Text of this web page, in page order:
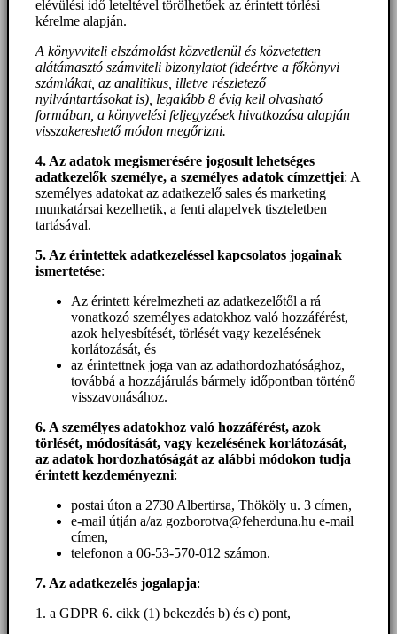
elévülési idő leteltével törölhetőek az érintett törlési
kérelme alapján.
A könyvviteli elszámolást közvetlenül és közvetetten
alátámasztó számviteli bizonylatot (ideértve a főkönyvi
számlákat, az analitikus, illetve részletező
nyilvántartásokat is), legalább 8 évig kell olvasható
formában, a könyvelési feljegyzések hivatkozása alapján
visszakereshető módon megőrizni.
4. Az adatok megismerésére jogosult lehetséges
adatkezelők személye, a személyes adatok címzettjei: A
személyes adatokat az adatkezelő sales és marketing
munkatársai kezelhetik, a fenti alapelvek tiszteletben
tartásával.
5. Az érintettek adatkezeléssel kapcsolatos jogainak
ismertetése:
Az érintett kérelmezheti az adatkezelőtől a rá
vonatkozó személyes adatokhoz való hozzáférést,
azok helyesbítését, törlését vagy kezelésének
korlátozását, és
az érintettnek joga van az adathordozhatósághoz,
továbbá a hozzájárulás bármely időpontban történő
visszavonásához.
6. A személyes adatokhoz való hozzáférést, azok
törlését, módosítását, vagy kezelésének korlátozását,
az adatok hordozhatóságát az alábbi módokon tudja
érintett kezdeményezni:
postai úton a 2730 Albertirsa, Thököly u. 3 címen,
e-mail útján a/az gozborotva@feherduna.hu e-mail
címen,
telefonon a 06-53-570-012 számon.
7. Az adatkezelés jogalapja:
1. a GDPR 6. cikk (1) bekezdés b) és c) pont,